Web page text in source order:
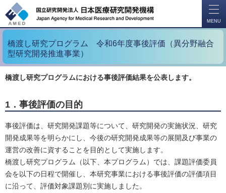
MENU
橋渡し研究プログラム 令和6年度事後評価（異分野融合
型研究開発推進事業）
橋渡し研究プログラムにおける事後評価結果を公表します。
1．事後評価の目的
事後評価は、研究開発課題等について、研究開発の実施状況、研究
開発成果等を明らかにし、今後の研究開発成果等の展開及び事業の
運営の改善に資することを目的として実施します。
橋渡し研究プログラム（以下、本プログラム）では、課題評価委員
会を以下の日程で開催し、本研究事業における事後評価の評価項目
に沿って、評価対象課題別に実施しました。